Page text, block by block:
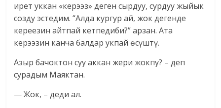
ирет уккан «керээз» деген сырдуу, сурдуу жыйык
созду эстедим. “Алда кургур ай, жок дегенде
кереезин айтпай кетпедиби?” арзан. Ата
керээзин канча балдар укпай өсүштү.
Азыр бачоктон суу аккан жери жокпу? – деп
сурадым Маяктан.
— Жок, – деди ал.